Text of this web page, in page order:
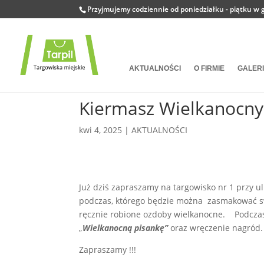
Przyjmujemy codziennie od poniedziałku - piątku w
AKTUALNOŚCI O FIRMIE
Kiermasz Wielkanocny
kwi 4, 2025 |AKTUALNOŚCI
Już dziś zapraszamy na targowisko nr 1 przy
podczas, którego będzie można
ręcznie robione ozdoby wielkanocne.
„Wielkanocną pisankę”oraz wręczenie nagród.
Zapraszamy !!!